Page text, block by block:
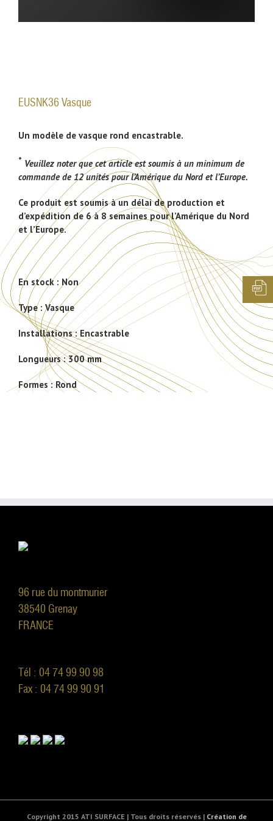
EUSNK36 Vasque
Un modèle de vasque rond encastrable.
* Veuillez noter que cet article est soumis à un minimum de
commande de 12 unités pour l’Amérique du Nord et l’Europe.
Ce produit est soumis à un délai de production et
d’expédition de 6 à 8 semaines pour l’Amérique du Nord
et l’Europe.
En stock : Non
Type : Vasque
Installations :Encastrable
Longueurs :300 mm
Formes :Rond
96 rue du montmurier
38540 Grenay
FRANCE
Tél : 04 74 99 90 98
Fax : 04 74 99 90 91
Copyright 2015 ATI SURFACE | Tous droits réservés | Création de